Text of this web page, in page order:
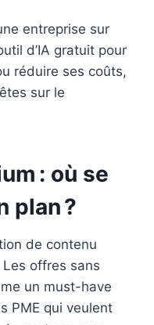
entreprise sur
d’IA gratuit pour
réduire ses coûts,
sur le
: où se
plan ?
de contenu
Les offres sans
un must-have
PME qui veulent